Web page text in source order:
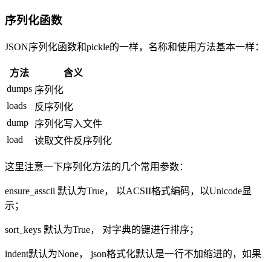
序列化函数
JSON序列化函数和pickle的一样，名称和使用方法基本一样：
方法
含义
dumps 序列化
loads
反序列化
dump
序列化写入文件
load
读取文件反序列化
这里注意一下序列化方法的几个常用参数：
ensure_asscii 默认为True， 以ACSII格式编码，以Unicode显
示；
sort_keys 默认为True， 对字典的键进行排序；
indent默认为None， json格式化默认是一行不加缩进的，如果